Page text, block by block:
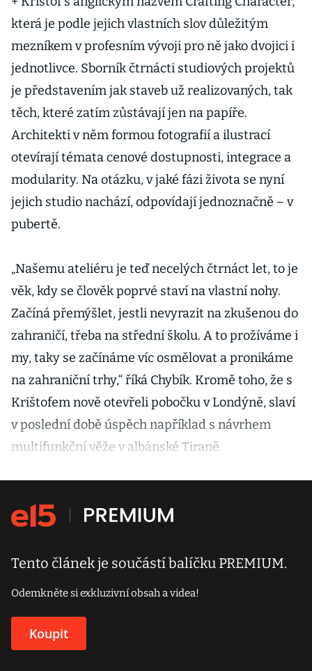
která je podle jejich vlastních slov důležitým
mezníkem v profesním vývoji pro ně jako dvojici i
jednotlivce. Sborník čtrnácti studiových projektů
je představením jak staveb už realizovaných, tak
těch, které zatím zůstávají jen na papíře.
Architekti v něm formou fotografií a ilustrací
otevírají témata cenové dostupnosti, integrace a
modularity. Na otázku, v jaké fázi života se nyní
jejich studio nachází, odpovídají jednoznačně – v
pubertě.
„Našemu ateliéru je teď necelých čtrnáct let, to je
věk, kdy se člověk poprvé staví na vlastní nohy.
Začíná přemýšlet, jestli nevyrazit na zkušenou do
zahraničí, třeba na střední školu. A to prožíváme i
my, taky se začínáme víc osmělovat a pronikáme
na zahraniční trhy,“ říká Chybík. Kromě toho, že s
Krištofem nově otevřeli pobočku v Londýně, slaví
v poslední době úspěch například s návrhem
multifunkční věže v albánské Tiraně.
Tento článek je součástí balíčku PREMIUM.
Odemkněte si exkluzivní obsah a videa!
Koupit